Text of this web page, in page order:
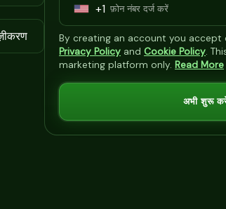
U
n
i
t
+1
By creating an account you accept
Privacy Policy and Cookie Policy.
marketing platform only. Read More
अभी शुरू